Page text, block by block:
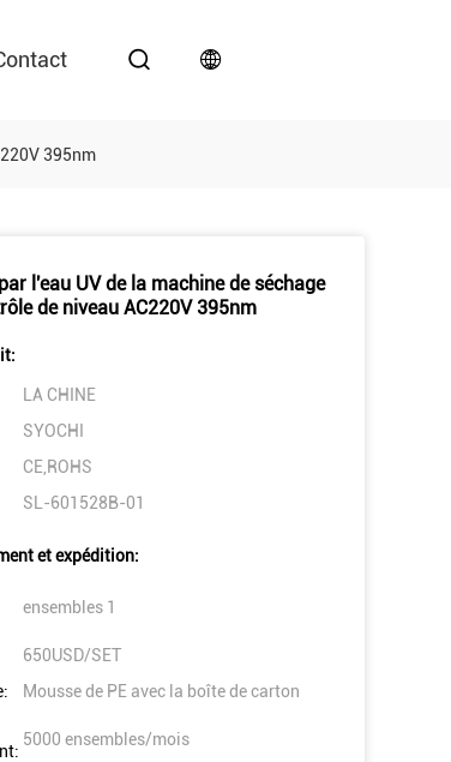
395nm
l'eau UV de la machine de séchage
de niveau AC220V 395nm
LA CHINE
SYOCHI
CE,ROHS
SL-601528B-01
et expédition:
ensembles 1
650USD/SET
Mousse de PE avec la boîte de carton
5000 ensembles/mois